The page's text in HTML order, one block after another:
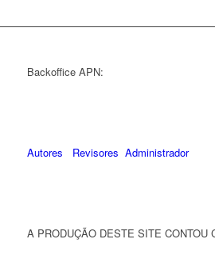
Backoffice APN:
Autores Revisores Administrador
A PRODUÇÃO DESTE SITE CONTOU